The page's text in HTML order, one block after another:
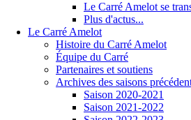
Le Carré Amelot se
Plus d'actus...
Le Carré Amelot
Histoire du Carré Amelot
Équipe du Carré
Partenaires et soutiens
Archives des saisons
Saison 2020-2021
Saison 2021-2022